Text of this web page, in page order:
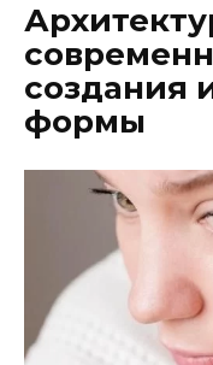
создания
формы